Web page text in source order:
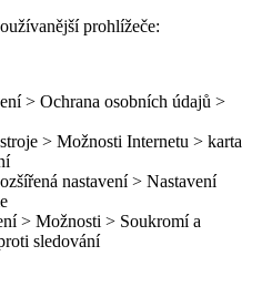
prohlížeče:
> Ochrana osobních údajů >
> Možnosti Internetu > karta
nastavení > Nastavení
> Možnosti > Soukromí a
sledování